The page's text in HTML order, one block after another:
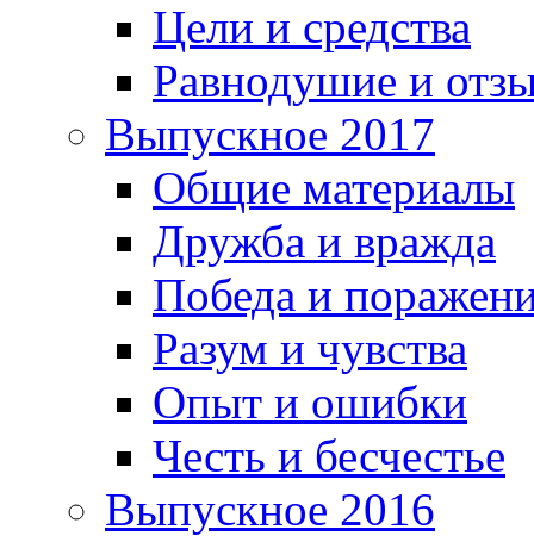
Цели и средства
Равнодушие и
Выпускное 2017
Общие материалы
Дружба и вражда
Победа и
Разум и чувства
Опыт и ошибки
Честь и бесчестье
Выпускное 2016